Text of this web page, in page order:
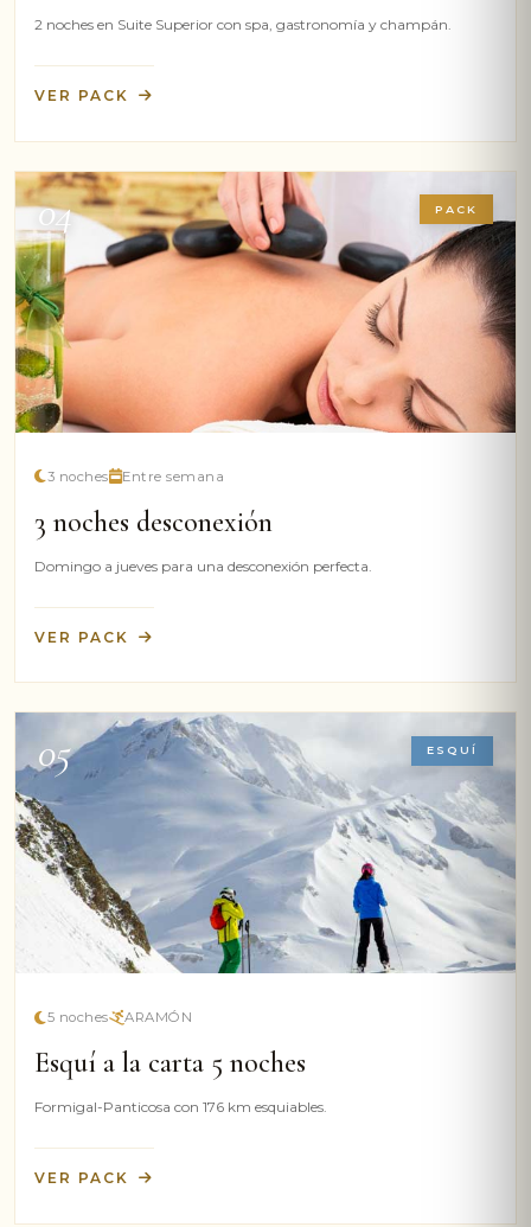
2 noches en Suite Superior con spa, gastronomía y champán.
VER PACK
04 PACK
3 noches Entre semana
3 noches desconexión
Domingo a jueves para una desconexión perfecta.
VER PACK
05 ESQUÍ
5 noches ARAMÓN
Esquí a la carta 5 noches
Formigal-Panticosa con 176 km esquiables.
VER PACK